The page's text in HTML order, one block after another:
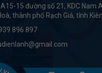
15 đường số 21, KDC Nam
thành phố Rạch Giá, tỉnh
896 897